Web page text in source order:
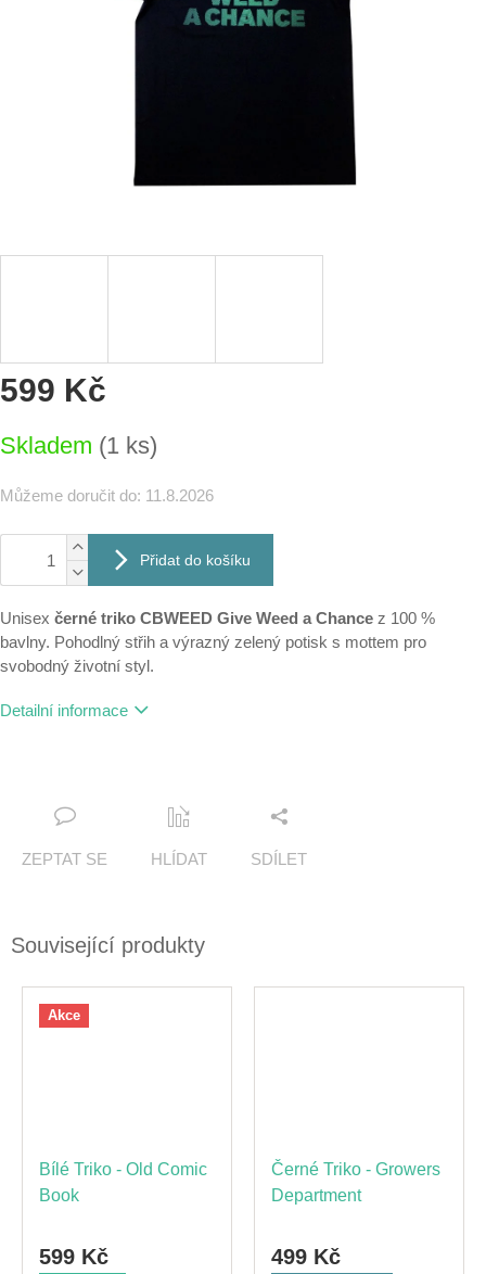
599 Kč
cena:
Skladem (1 ks)
Můžeme doručit do: 11.8.2026
Přidat do košíku
Unisex černé triko CBWEED Give Weed a Chance z 100 %
bavlny. Pohodlný střih a výrazný zelený potisk s mottem pro
svobodný životní styl.
Detailní informace
ZEPTAT SE HLÍDAT SDÍLET
Související produkty
Akce
Bílé Triko - Old Comic
Book
599 Kč
Černé Triko - Growers
Department
499 Kč